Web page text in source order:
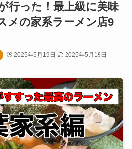
行った！最上級に美味
メの家系ラーメン店9
2025年5月19日 2025年5月19日